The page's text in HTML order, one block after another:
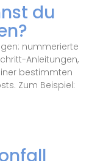
du
nummerierte
Anleitungen,
bestimmten
Zum Beispiel: